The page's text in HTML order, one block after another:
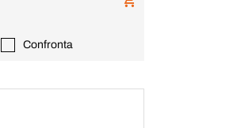
Confronta